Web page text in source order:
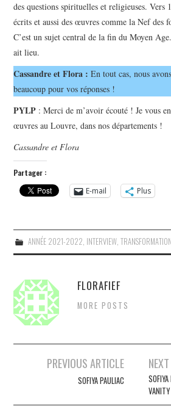
des questions spirituelles et religieuses. Vers
écrits et aussi des œuvres comme la Nef des
C’est un sujet central de la fin du Moyen
ait lieu.
Cassandre et Flora : En tout cas, nous
beaucoup pour vos réponses !
PYLP : Merci de m’avoir écouté ! Je vous
œuvres au Louvre, dans nos départements !
Cassandre et Flora
Partager :
E-mail
Plus
ANNÉE 2021-2022, INTERVIEW, TRANSFORMATION
FLORAFIEF
MORE POSTS
Navigation
articles
PREVIOUS ARTICLE
SOFIYA PAULIAC
VANITY